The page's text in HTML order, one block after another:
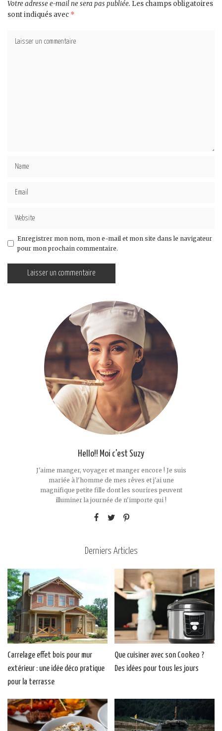
Votre adresse e-mail ne sera pas publiée. Les champs obligatoires
sont indiqués avec *
Enregistrer mon nom, mon e-mail et mon site dans le navigateur
pour mon prochain commentaire.
Hello!! Moi c'est Suzy
J'aime manger, voyager et manger encore ! Je suis
mariée à l'homme de mes rêves et j'ai une
magnifique petite fille dont les sourires peuvent
illuminer la journée de n'importe qui !
Derniers Articles
Carrelage effet bois pour mur
extérieur : une idée déco pratique
pour la terrasse
Que cuisiner avec son Cookeo ?
Des idées pour tous les jours